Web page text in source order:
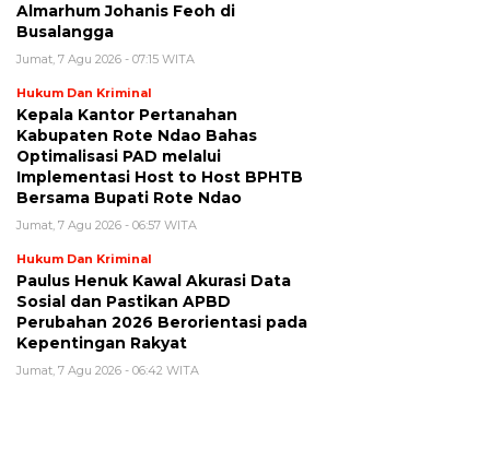
Almarhum Johanis Feoh di
Busalangga
Jumat, 7 Agu 2026 - 07:15 WITA
Hukum Dan Kriminal
Kepala Kantor Pertanahan
Kabupaten Rote Ndao Bahas
Optimalisasi PAD melalui
Implementasi Host to Host BPHTB
Bersama Bupati Rote Ndao
Jumat, 7 Agu 2026 - 06:57 WITA
Hukum Dan Kriminal
Paulus Henuk Kawal Akurasi Data
Sosial dan Pastikan APBD
Perubahan 2026 Berorientasi pada
Kepentingan Rakyat
Jumat, 7 Agu 2026 - 06:42 WITA